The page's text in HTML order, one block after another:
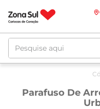
Pesquise aqui
Parafuso De